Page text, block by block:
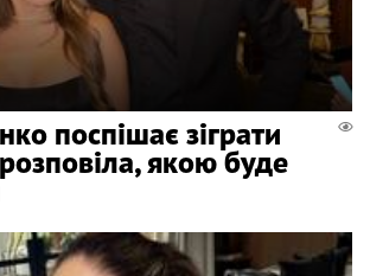
поспішає зіграти
якою буде